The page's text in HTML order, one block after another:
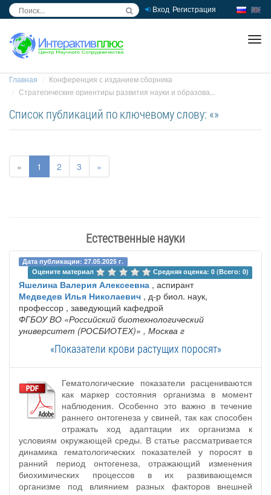
Вход Регистрация
Главная
Конференция с изданием сборника
Стратегические ориентиры развития науки и образова...
Список публикаций по ключевому слову: «»
« 1 2 3 »
Естественные науки
Дата публикации: 27.05.2025 г.
Оцените материал
Средняя оценка: 0 (Всего: 0)
Яшелина Валерия Алексеевна , аспирант
Медведев Илья Николаевич , д-р биол. наук,
профессор , заведующий кафедрой
ФГБОУ ВО «Российский биотехнологический
университет (РОСБИОТЕХ)» , Москва г
«Показатели крови растущих поросят»
Гематологические показатели расцениваются
как маркер состояния организма в момент
наблюдения. Особенно это важно в течение
раннего онтогенеза у свиней, так как способен
отражать ход адаптации их организма к
условиям окружающей среды. В статье рассматривается
динамика гематологических показателей у поросят в
ранний период онтогенеза, отражающий изменения
биохимических процессов в их развивающемся
организме под влиянием разных факторов внешней